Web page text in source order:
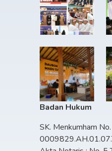
Badan Hukum
SK. Menkumham